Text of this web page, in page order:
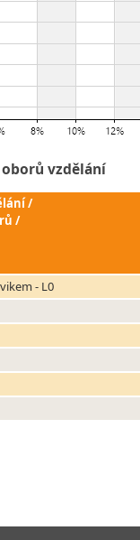
vzdělání
/
/
- L0